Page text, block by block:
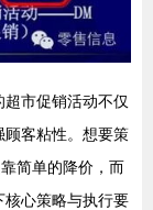
市促销活动不仅
顾客粘性。想要策
简单的降价，而
核心策略与执行要